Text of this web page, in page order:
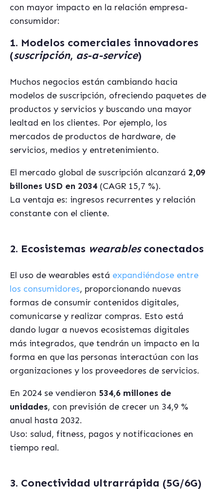
con mayor impacto en la relación empresa-
consumidor:
1. Modelos comerciales innovadores
(suscripción, as-a-service)
Muchos negocios están cambiando hacia
modelos de suscripción, ofreciendo paquetes de
productos y servicios y buscando una mayor
lealtad en los clientes. Por ejemplo, los
mercados de productos de hardware, de
servicios, medios y entretenimiento.
El mercado global de suscripción alcanzará 2,09
billones USD en 2034 (CAGR 15,7 %).
La ventaja es: ingresos recurrentes y relación
constante con el cliente.
2. Ecosistemas wearablesconectados
El uso de wearables está expandiéndose entre
los consumidores, proporcionando nuevas
formas de consumir contenidos digitales,
comunicarse y realizar compras. Esto está
dando lugar a nuevos ecosistemas digitales
más integrados, que tendrán un impacto en la
forma en que las personas interactúan con las
organizaciones y los proveedores de servicios.
En 2024 se vendieron 534,6 millones de
unidades, con previsión de crecer un 34,9 %
anual hasta 2032.
Uso: salud, fitness, pagos y notificaciones en
tiempo real.
3. Conectividad ultrarrápida (5G/6G)